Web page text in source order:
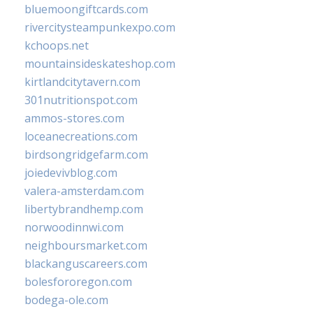
bluemoongiftcards.com
rivercitysteampunkexpo.com
kchoops.net
mountainsideskateshop.com
kirtlandcitytavern.com
301nutritionspot.com
ammos-stores.com
loceanecreations.com
birdsongridgefarm.com
joiedevivblog.com
valera-amsterdam.com
libertybrandhemp.com
norwoodinnwi.com
neighboursmarket.com
blackanguscareers.com
bolesfororegon.com
bodega-ole.com